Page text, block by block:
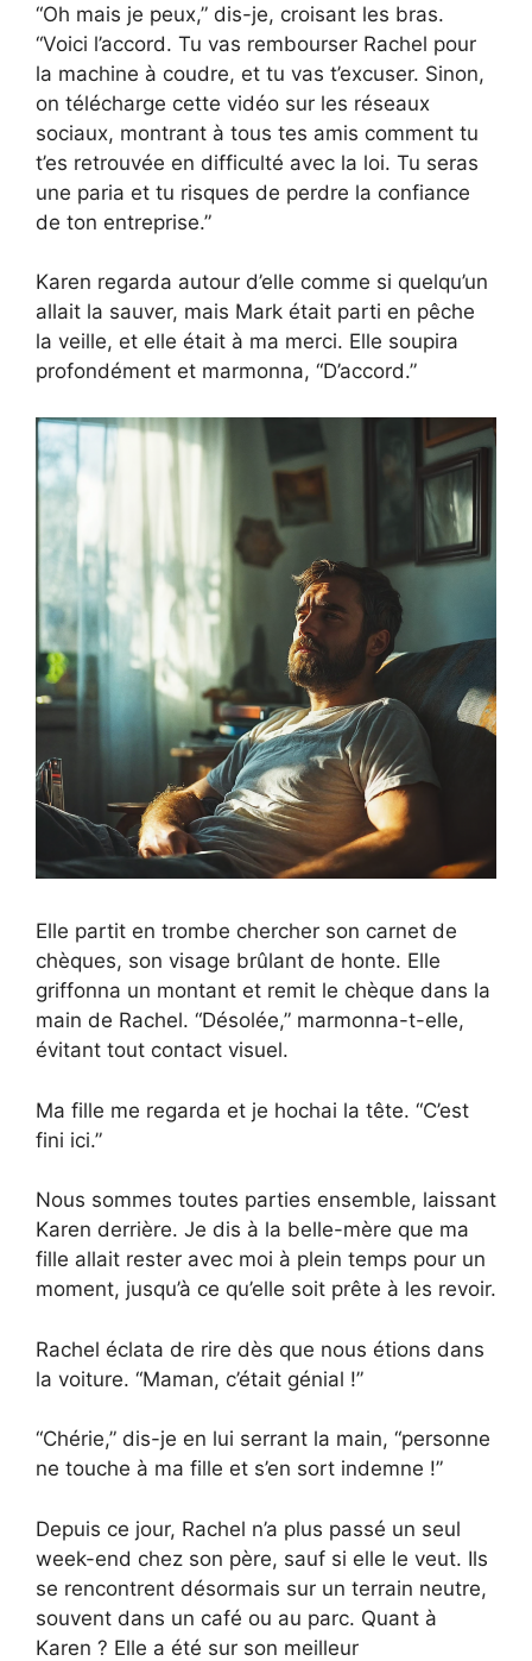
“Oh mais je peux,” dis-je, croisant les bras.
“Voici l’accord. Tu vas rembourser Rachel pour
la machine à coudre, et tu vas t’excuser. Sinon,
on télécharge cette vidéo sur les réseaux
sociaux, montrant à tous tes amis comment tu
t’es retrouvée en difficulté avec la loi. Tu seras
une paria et tu risques de perdre la confiance
de ton entreprise.”
Karen regarda autour d’elle comme si quelqu’un
allait la sauver, mais Mark était parti en pêche
la veille, et elle était à ma merci. Elle soupira
profondément et marmonna, “D’accord.”
Elle partit en trombe chercher son carnet de
chèques, son visage brûlant de honte. Elle
griffonna un montant et remit le chèque dans la
main de Rachel. “Désolée,” marmonna-t-elle,
évitant tout contact visuel.
Ma fille me regarda et je hochai la tête. “C’est
fini ici.”
Nous sommes toutes parties ensemble, laissant
Karen derrière. Je dis à la belle-mère que ma
fille allait rester avec moi à plein temps pour un
moment, jusqu’à ce qu’elle soit prête à les revoir.
Rachel éclata de rire dès que nous étions dans
la voiture. “Maman, c’était génial !”
“Chérie,” dis-je en lui serrant la main, “personne
ne touche à ma fille et s’en sort indemne !”
Depuis ce jour, Rachel n’a plus passé un seul
week-end chez son père, sauf si elle le veut. Ils
se rencontrent désormais sur un terrain neutre,
souvent dans un café ou au parc. Quant à
Karen ? Elle a été sur son meilleur